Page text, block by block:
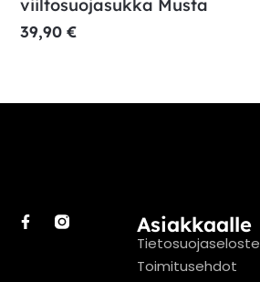
viiltosuojasukka Musta
39,90 €
Asiakkaalle
Tietosuojaseloste
Toimitusehdot